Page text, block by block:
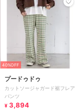
40%OFF
プードゥドゥ
カットソージャガード裾フレア
パンツ
¥ 3,894